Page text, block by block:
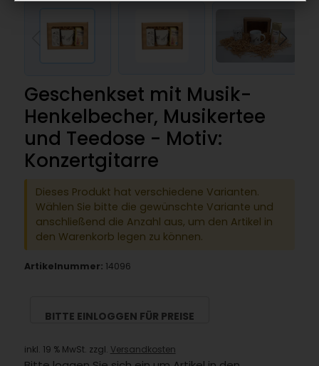
Geschenkset mit Musik-
Henkelbecher, Musikertee
und Teedose - Motiv:
Konzertgitarre
Dieses Produkt hat verschiedene Varianten.
Wählen Sie bitte die gewünschte Variante und
anschließend die Anzahl aus, um den Artikel in
den Warenkorb legen zu können.
Artikelnummer: 14096
BITTE EINLOGGEN FÜR PREISE
inkl. 19 % MwSt. zzgl. Versandkosten